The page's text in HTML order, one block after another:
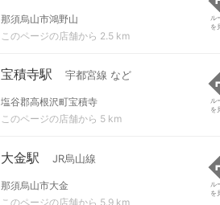
那須烏山市鴻野山
このページの店舗から 2.5 km
ル
を
宝積寺駅 宇都宮線 など
塩谷郡高根沢町宝積寺
このページの店舗から 5 km
ル
を
大金駅 JR烏山線
那須烏山市大金
このページの店舗から 5.9 km
ル
を